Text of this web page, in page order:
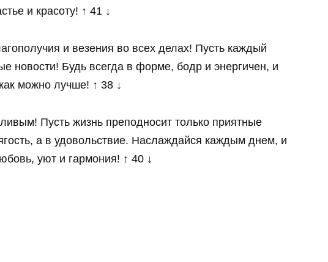
и красоту! ↑ 41 ↓
и везения во всех делах! Пусть каждый
новости! Будь всегда в форме, бодр и энергичен, и
можно лучше! ↑ 38 ↓
Пусть жизнь преподносит только приятные
а в удовольствие. Наслаждайся каждым днем, и
уют и гармония! ↑ 40 ↓